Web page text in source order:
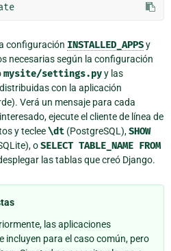
configuración INSTALLED_APPSy
necesarias según la configuración
mysite/settings.pyy las
con la aplicación
Verá un mensaje para cada
ejecute el cliente de línea de
y teclee\dt (PostgreSQL),SHOW
oSELECT TABLE_NAME FROM
las tablas que creó Django.
las aplicaciones
incluyen para el caso común, pero